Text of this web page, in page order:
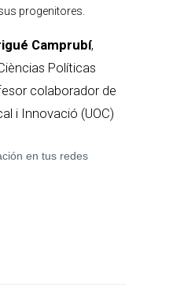
progenitores.
Camprubí,
Políticas
colaborador de
i Innovació (UOC)
en tus redes